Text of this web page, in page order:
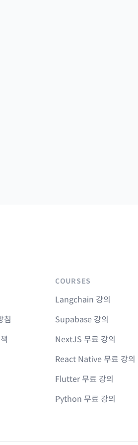
침
COURSES
Langchain 강의
Supabase 강의
NextJS 무료 강의
React Native 무료 강의
Flutter 무료 강의
Python 무료 강의